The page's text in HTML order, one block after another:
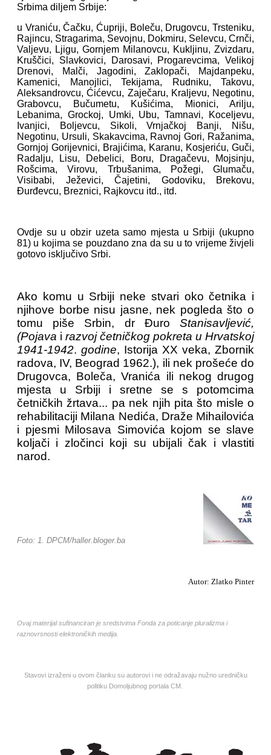
Srbima diljem Srbije:
u Vraniću, Čačku, Ćupriji, Boleču, Drugovcu, Trsteniku,
Rajincu, Stragarima, Sevojnu, Dokmiru, Selevcu, Crnči,
Valjevu, Ljigu, Gornjem Milanovcu, Kukljinu, Zvizdaru,
Kruščici, Slavkovici, Darosavi, Progarevcima, Velikoj
Drenovi, Malči, Jagodini, Zaklopači, Majdanpeku,
Kamenici, Manojlici, Tekijama, Rudniku, Takovu,
Aleksandrovcu, Ćićevcu, Zaječaru, Kraljevu, Negotinu,
Grabovcu, Bučumetu, Kušićima, Mionici, Arilju,
Lebanima, Grockoj, Umki, Ubu, Tamnavi, Koceljevu,
Ivanjici, Boljevcu, Sikoli, Vrnjačkoj Banji, Nišu,
Negotinu, Ursuli, Skakavcima, Ravnoj Gori, Ražanima,
Gornjoj Gorijevnici, Brajićima, Karanu, Kosjeriću, Guči,
Radalju, Lisu, Debelici, Boru, Dragačevu, Mojsinju,
Rošcima, Virovu, Trbušanima, Požegi, Glumaču,
Visibabi, Ježevici, Čajetini, Godoviku, Brekovu,
Đurđevcu, Breznici, Rajkovcu itd., itd.
Ovdje su u obzir uzeta samo mjesta u Srbiji (ukupno
81) u kojima se pouzdano zna da su u to vrijeme živjeli
gotovo isključivo Srbi.
Ako komu u Srbiji neke stvari oko četnika i
njihove borbe nisu jasne, nek pogleda što o
tomu piše Srbin, dr Đuro Stanisavljević,
(Pojava i razvoj četničkog pokreta u Hrvatskoj
1941-1942. godine, Istorija XX veka, Zbornik
radova, IV, Beograd 1962.), ili nek prošeće do
Drugovca, Boleča, Vranića ili nekog drugog
mjesta u Srbiji i sretne se s potomcima
četničkih žrtava... pa nek njih pita što misle o
rehabilitaciji Milana Nedića, Draže Mihailovića
i pjesmi Milosava Simovića kojom se slave
koljači i zločinci koji su ubijali čak i vlastiti
narod.
Foto: 1. DPCM/haller.bloger.ba
Autor: Zlatko Pinter
Ovaj materijal sufinanciran je sredstvima Fonda za poticanje pluralizma i
raznovrsnosti elektroničkih medija.
Stavovi izraženi u ovom članku su autorovi i ne odražavaju nužno uredničku
politiku Domoljubnog portala CM.